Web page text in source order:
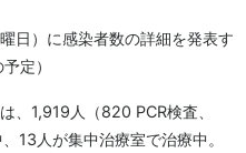
日）に感染者数の詳細を発表す
定）
、1,919人（820 PCR検査、
13人が集中治療室で治療中。